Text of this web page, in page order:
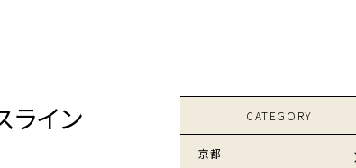
ライン
CATEGORY
京都